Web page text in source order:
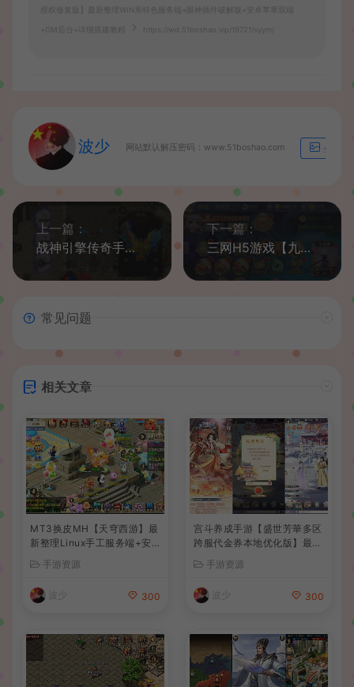
授权修复版】最新整理WIN系特色服务端+眼神插件破解版+安卓苹果双端
+GM后台+详细搭建教程 https://wd.51boshao.vip/19721/syym/
波少 网站默认解压密码：www.51boshao.com 生成海
上一篇：
战神引擎传奇手游【1.80傲世极品合击版】最新整理WIN系特色服务端+安卓苹果双端+GM后台+详细搭建教程
下一篇：
三网H5游戏【九州仙侠传魂骨版H5】最新整理Linux手工服务端+运营后台+GM清包授权后台+详细搭建教程
常见问题
相关文章
MT3换皮MH【天穹西游】最
新整理Linux手工服务端+安
卓苹果双端+GM后台+详细搭
建教程+全套源码+视频教程
手游资源
波少 300
宫斗养成手游【盛世芳華多区
跨服代金券本地优化版】最新
整理单机一键即玩端+Linux
手工服务端+CDK授权后台
+安卓+详细搭建教程
手游资源
波少 300